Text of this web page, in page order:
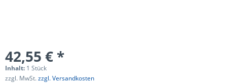
42,55 € *
Inhalt: 1 Stück
zzgl. MwSt.zzgl. Versandkosten